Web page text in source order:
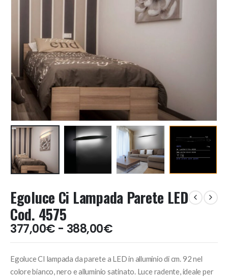
Egoluce Ci Lampada Parete LED
Cod. 4575
377,00€ - 388,00€Fascia
di
da
377,00€
Egoluce CI lampada da parete a LED in alluminio di cm. 92 nel
colore bianco, nero e alluminio satinato. Luce radente, ideale per